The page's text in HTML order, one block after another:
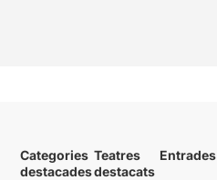
Categories
destacades
Teatres
destacats
Entrades